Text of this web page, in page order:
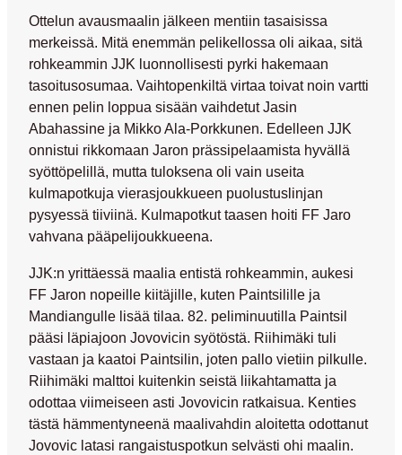
Ottelun avausmaalin jälkeen mentiin tasaisissa
merkeissä. Mitä enemmän pelikellossa oli aikaa, sitä
rohkeammin JJK luonnollisesti pyrki hakemaan
tasoitusosumaa. Vaihtopenkiltä virtaa toivat noin vartti
ennen pelin loppua sisään vaihdetutJasin
Abahassine ja Mikko Ala-Porkkunen. Edelleen JJK
onnistui rikkomaan Jaron prässipelaamista hyvällä
syöttöpelillä, mutta tuloksena oli vain useita
kulmapotkuja vierasjoukkueen puolustuslinjan
pysyessä tiiviinä. Kulmapotkut taasen hoiti FF Jaro
vahvana pääpelijoukkueena.
JJK:n yrittäessä maalia entistä rohkeammin, aukesi
FF Jaron nopeille kiitäjille, kuten Paintsilille ja
Mandiangulle lisää tilaa. 82. peliminuutilla Paintsil
pääsi läpiajoon Jovovicin syötöstä. Riihimäki tuli
vastaan ja kaatoi Paintsilin, joten pallo vietiin pilkulle.
Riihimäki malttoi kuitenkin seistä liikahtamatta ja
odottaa viimeiseen asti Jovovicin ratkaisua. Kenties
tästä hämmentyneenä maalivahdin aloitetta odottanut
Jovovic latasi rangaistuspotkun selvästi ohi maalin.